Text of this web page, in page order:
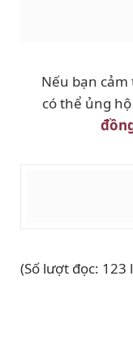
Nếu bạn
có thể ủng
(Số lượt đọc: